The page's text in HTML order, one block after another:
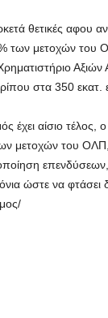
θετικές
των μετοχών του
στα 350 εκατ.
έχει αίσιο τέλος,
μετοχών του
ώστε να